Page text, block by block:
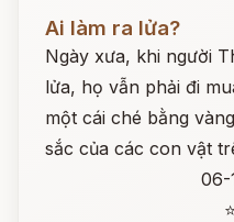
Ai làm ra lửa?
Ngày xưa, khi người
lửa, họ vẫn phải đi
một cái ché bằng
sắc của các con vật
06-